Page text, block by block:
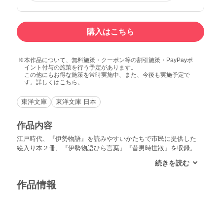
購入はこちら
本作品について、無料施策・クーポン等の割引施策・PayPayポ
イント付与の施策を行う予定があります。
この他にもお得な施策を常時実施中、また、今後も実施予定で
す。詳しくはこちら 。
東洋文庫 東洋文庫 日本
作品内容
江戸時代、『伊勢物語』を読みやすいかたちで市民に提供した
絵入り本２冊、『伊勢物語ひら言葉』『昔男時世妝』を収録。
作品情報